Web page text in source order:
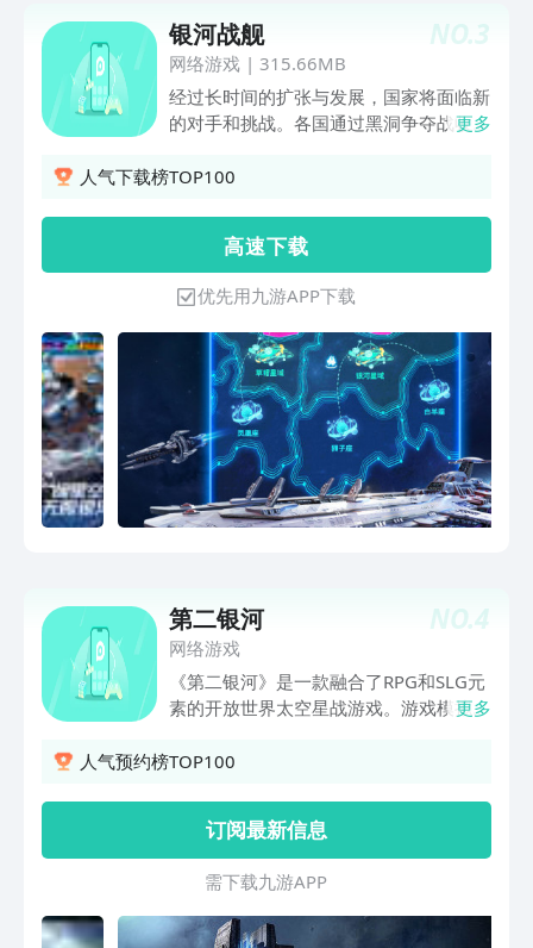
NO.3
银河战舰
网络游戏| 315.66MB
经过长时间的扩张与发展，国家将面临新
的对手和挑战。各国通过黑洞争夺战收集
为了走向更广阔的世界，不同的国家根据
际碎片，获取更加珍稀的宇宙资源，拓展
星际领地。 浩瀚宇宙，暗流涌动。文明
星空，策略战争。 【银河战舰】作为一
款以星际科幻为题材的SLG手游，玩家将
化身星际指挥官，进入科技高度发达的太
空文明时代开启全新征战篇章。在浩瀚的
更多
人气下载榜TOP100
高 速 下 载
优先用九游APP下载
NO.4
第二银河
网络游戏
《第二银河》是一款融合了RPG和SLG元
素的开放世界太空星战游戏。游戏模拟构
空，玩家可驾驶各式太空舰船抢夺稀缺资
展开无拘束的星系争夺战 这见所未见的
宇宙星空，正是待你去征服的星辰大海。
更多
人气预约榜TOP100
订阅最新信息
需 下 载 九 游 A P P